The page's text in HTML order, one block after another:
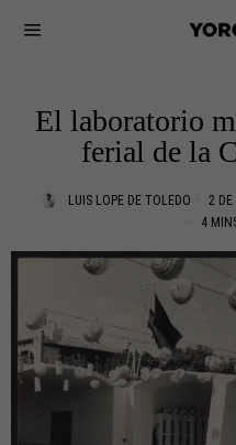
El laboratorio
ferial de la
LUIS LOPE DE TOLEDO 2 DE
4